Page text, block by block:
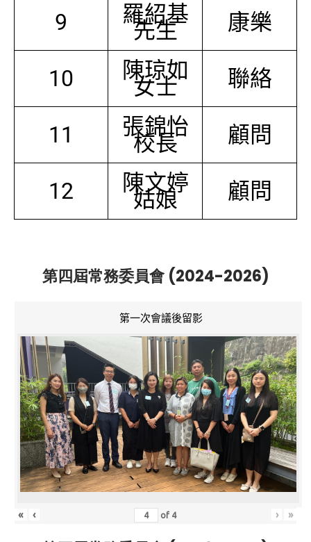
9 羅紹基
先生 康樂
10 陳琼如
女士 聯絡
11 張錦怡
校長 顧問
12 陳文婷
姑娘 顧問
第四屆常務委員會 (2024-2026)
第一次會議後留影
« ‹ of 4 › »